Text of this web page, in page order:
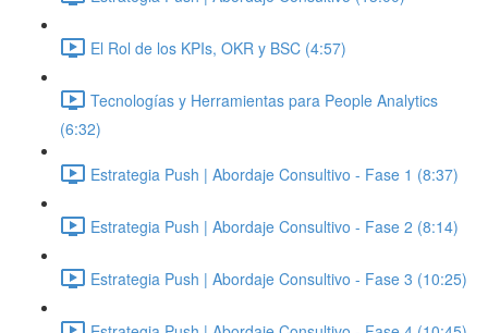
El Rol de los KPIs, OKR y BSC (4:57)
Tecnologías y Herramientas para People Analytics
(6:32)
Estrategia Push | Abordaje Consultivo - Fase 1 (8:37)
Estrategia Push | Abordaje Consultivo - Fase 2 (8:14)
Estrategia Push | Abordaje Consultivo - Fase 3 (10:25)